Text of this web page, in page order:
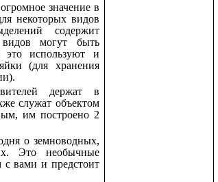
значение в
некоторых видов
содержит
могут быть
это используют и
(для хранения
держат в
служат объектом
им построено 2
о земноводных,
Это необычные
вами и предстоит